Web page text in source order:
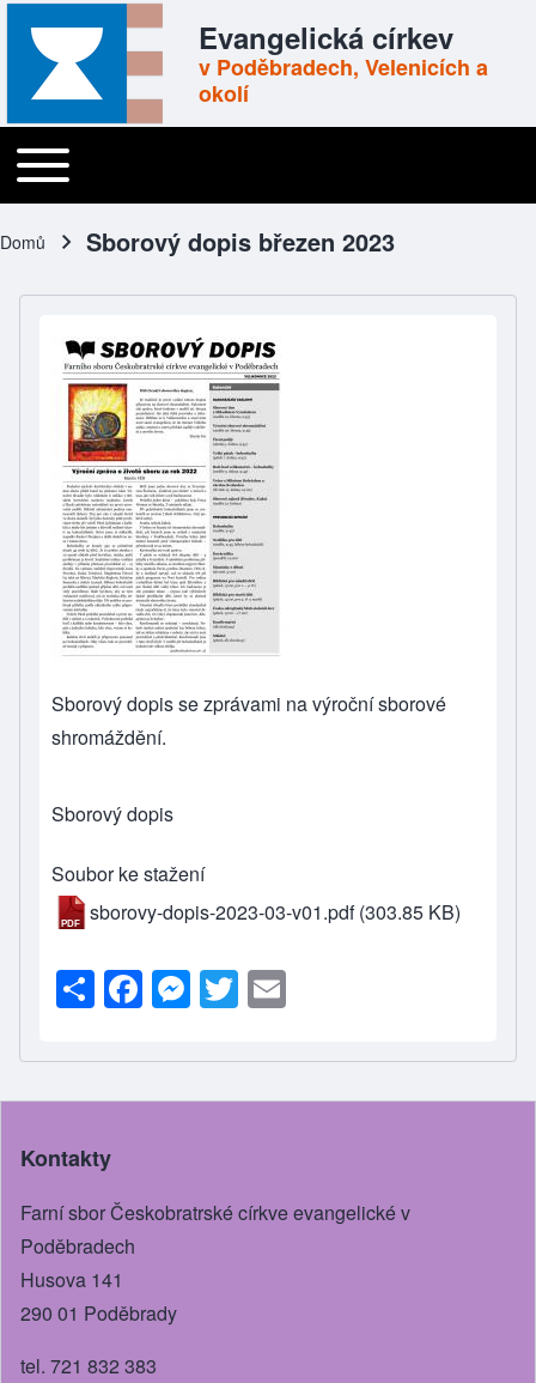
Evangelická církev
v Poděbradech, Velenicích a
okolí
Main navigation
Toggle main menu
Drobečková navigace
Domů Sborový dopis březen 2023
Sborový dopis se zprávami na výroční sborové
shromáždění.
Sborový dopis
Soubor ke stažení
sborovy-dopis-2023-03-v01.pdf (303.85 KB)
S
h
ar
e
F
a
c
e
o
M
e
ss
e
er
T
wi
tt
er
ail
Kontakty
Farní sbor Českobratrské církve evangelické v
Poděbradech
Husova 141
290 01 Poděbrady
tel. 721 832 383